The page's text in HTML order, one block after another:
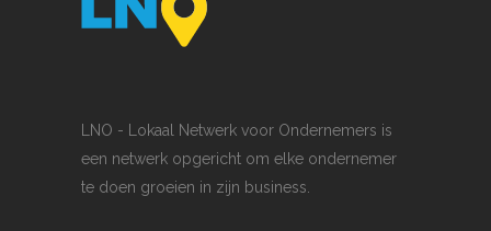
LNO - Lokaal Netwerk voor Ondernemers is
een netwerk opgericht om elke ondernemer
te doen groeien in zijn business.